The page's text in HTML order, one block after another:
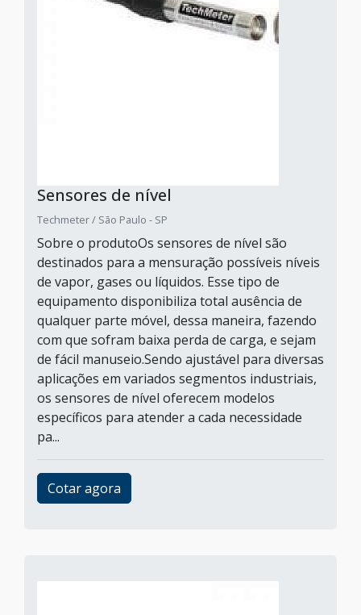
Sensores de nível
Techmeter / São Paulo - SP
Sobre o produtoOs sensores de nível são
destinados para a mensuração possíveis níveis
de vapor, gases ou líquidos. Esse tipo de
equipamento disponibiliza total ausência de
qualquer parte móvel, dessa maneira, fazendo
com que sofram baixa perda de carga, e sejam
de fácil manuseio.Sendo ajustável para diversas
aplicações em variados segmentos industriais,
os sensores de nível oferecem modelos
específicos para atender a cada necessidade
pa...
Cotar agora